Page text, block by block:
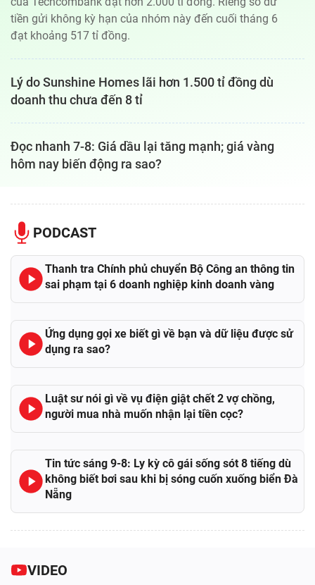
tiền gửi không kỳ hạn của nhóm này đến cuối tháng 6
đạt khoảng 517 tỉ đồng.
Lý do Sunshine Homes lãi hơn 1.500 tỉ đồng dù
doanh thu chưa đến 8 tỉ
Đọc nhanh 7-8: Giá dầu lại tăng mạnh; giá vàng
hôm nay biến động ra sao?
PODCAST
Thanh tra Chính phủ chuyển Bộ Công an thông tin
sai phạm tại 6 doanh nghiệp kinh doanh vàng
Ứng dụng gọi xe biết gì về bạn và dữ liệu được sử
dụng ra sao?
Luật sư nói gì về vụ điện giật chết 2 vợ chồng,
người mua nhà muốn nhận lại tiền cọc?
Tin tức sáng 9-8: Ly kỳ cô gái sống sót 8 tiếng dù
không biết bơi sau khi bị sóng cuốn xuống biển Đà
Nẵng
VIDEO